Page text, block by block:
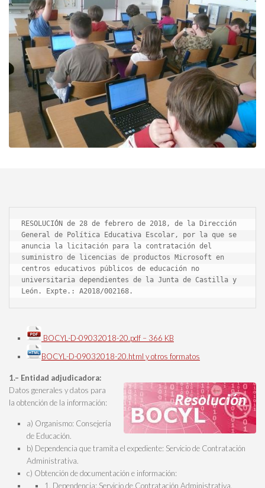
RESOLUCIÓN de 28 de febrero de 2018, de la Dirección
General de Política Educativa Escolar, por la que se
anuncia la licitación para la contratación del
suministro de licencias de productos Microsoft en
centros educativos públicos de educación no
universitaria dependientes de la Junta de Castilla y
León. Expte.: A2018/002168.
BOCYL-D-09032018-20.pdf – 366 KB
BOCYL-D-09032018-20.html y otros formatos
1.– Entidad adjudicadora:
Datos generales y datos para
la obtención de la información:
a) Organismo: Consejería
de Educación.
b) Dependencia que tramita el expediente: Servicio de Contratación
Administrativa.
c) Obtención de documentación e información:
1. Dependencia: Servicio de Contratación Administrativa.